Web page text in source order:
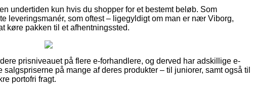
undertiden kun hvis du shopper for et bestemt beløb. Som
leveringsmanér, som oftest – ligegyldigt om man er nær Viborg,
køre pakken til et afhentningssted.
prisniveauet på flere e-forhandlere, og derved har adskillige e-
på mange af deres produkter – til juniorer, samt også til
portofri fragt.